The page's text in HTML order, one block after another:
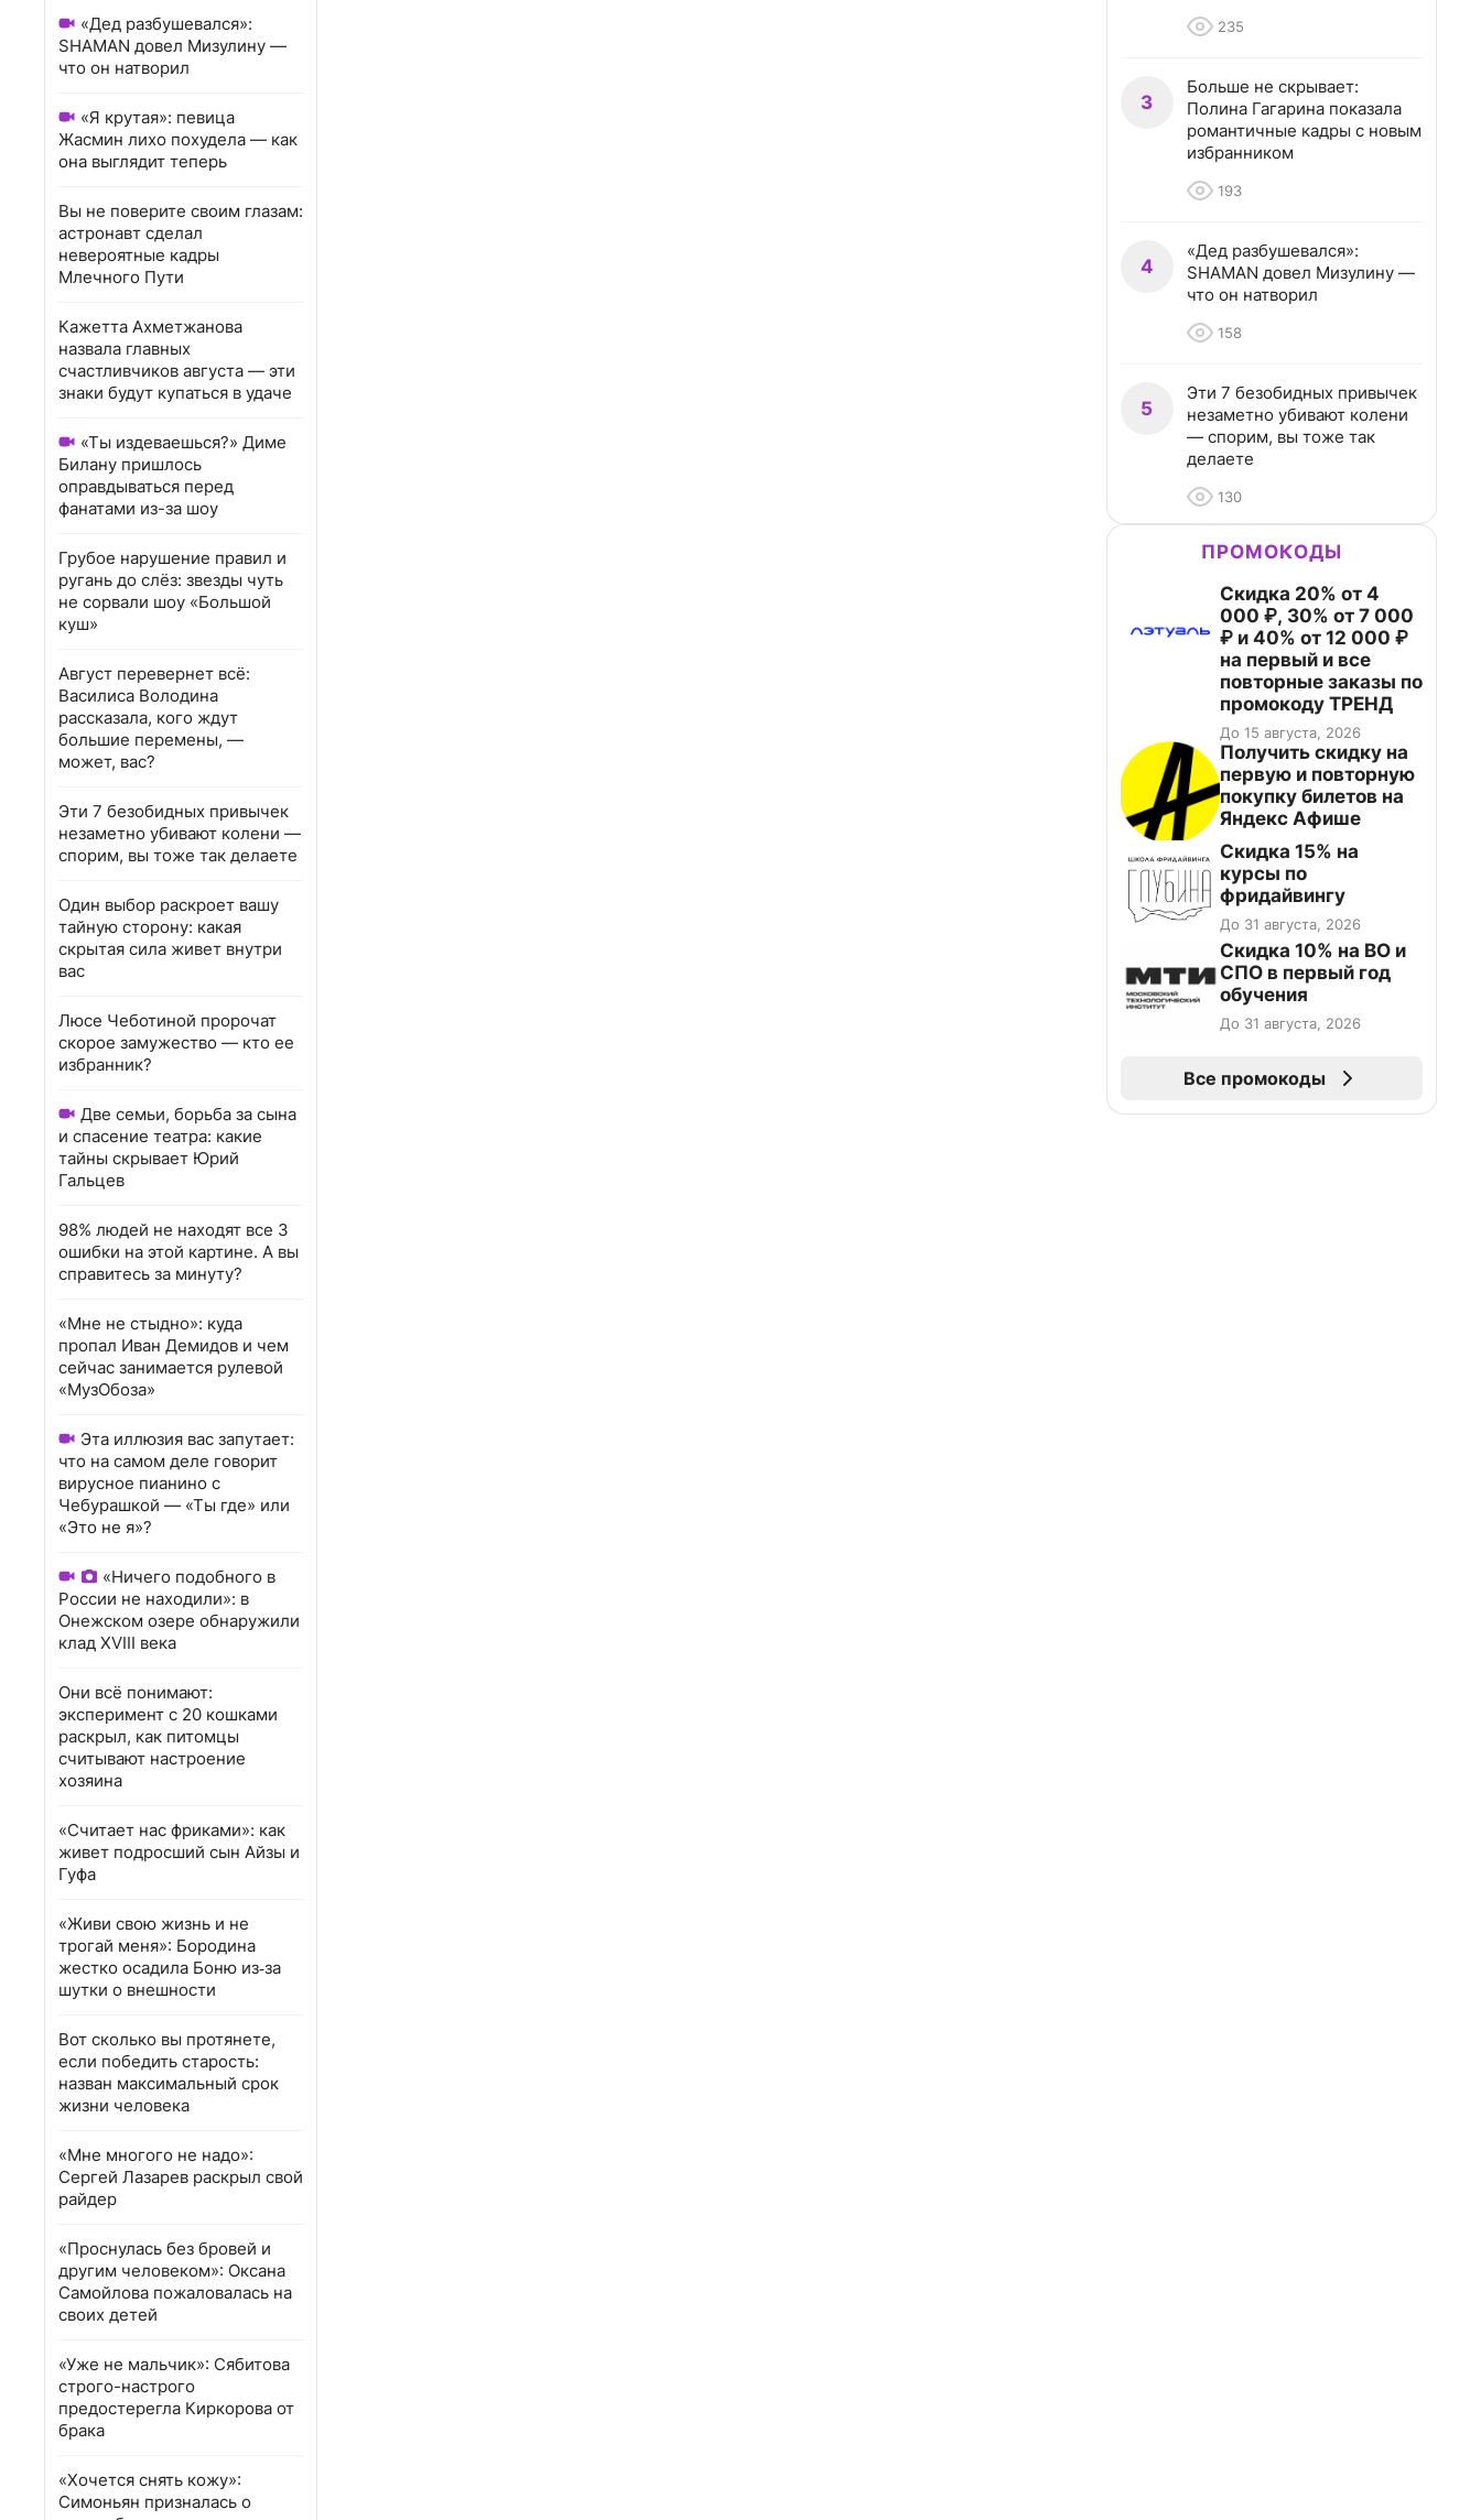
«Дед разбушевался»:
SHAMAN довел Мизулину —
что он натворил
«Я крутая»: певица
Жасмин лихо похудела — как
она выглядит теперь
Вы не поверите своим глазам:
астронавт сделал
невероятные кадры
Млечного Пути
Кажетта Ахметжанова
назвала главных
счастливчиков августа — эти
знаки будут купаться в удаче
«Ты издеваешься?» Диме
Билану пришлось
оправдываться перед
фанатами из-за шоу
Грубое нарушение правил и
ругань до слёз: звезды чуть
не сорвали шоу «Большой
куш»
Август перевернет всё:
Василиса Володина
рассказала, кого ждут
большие перемены, —
может, вас?
Эти 7 безобидных привычек
незаметно убивают колени —
спорим, вы тоже так делаете
Один выбор раскроет вашу
тайную сторону: какая
скрытая сила живет внутри
вас
Люсе Чеботиной пророчат
скорое замужество — кто ее
избранник?
Две семьи, борьба за сына
и спасение театра: какие
тайны скрывает Юрий
Гальцев
98% людей не находят все 3
ошибки на этой картине. А вы
справитесь за минуту?
«Мне не стыдно»: куда
пропал Иван Демидов и чем
сейчас занимается рулевой
«МузОбоза»
Эта иллюзия вас запутает:
что на самом деле говорит
вирусное пианино с
Чебурашкой — «Ты где» или
«Это не я»?
«Ничего подобного в
России не находили»: в
Онежском озере обнаружили
клад XVIII века
Они всё понимают:
эксперимент с 20 кошками
раскрыл, как питомцы
считывают настроение
хозяина
«Считает нас фриками»: как
живет подросший сын Айзы и
Гуфа
«Живи свою жизнь и не
трогай меня»: Бородина
жестко осадила Боню из‑за
шутки о внешности
Вот сколько вы протянете,
если победить старость:
назван максимальный срок
жизни человека
«Мне многого не надо»:
Сергей Лазарев раскрыл свой
райдер
«Проснулась без бровей и
другим человеком»: Оксана
Самойлова пожаловалась на
своих детей
«Уже не мальчик»: Сябитова
строго-настрого
предостерегла Киркорова от
брака
«Хочется снять кожу»:
Симоньян призналась о
235
3
Больше не скрывает:
Полина Гагарина показала
романтичные кадры с новым
избранником
193
4
«Дед разбушевался»:
SHAMAN довел Мизулину —
что он натворил
158
5
Эти 7 безобидных привычек
незаметно убивают колени
— спорим, вы тоже так
делаете
130
ПРОМОКОДЫ
Скидка 20% от 4
000 ₽, 30% от 7 000
₽ и 40% от 12 000 ₽
на первый и все
повторные заказы по
промокоду ТРЕНД
До 15 августа, 2026
Получить скидку на
первую и повторную
покупку билетов на
Яндекс Афише
Скидка 15% на
курсы по
фридайвингу
До 31 августа, 2026
Скидка 10% на ВО и
СПО в первый год
обучения
До 31 августа, 2026
Все промокоды